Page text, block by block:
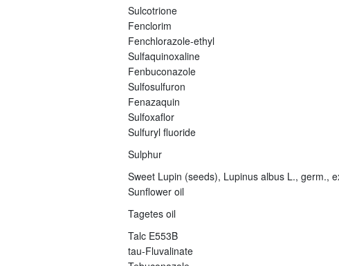
Sulcotrione
Fenclorim
Fenchlorazole-ethyl
Sulfaquinoxaline
Fenbuconazole
Sulfosulfuron
Fenazaquin
Sulfoxaflor
Sulfuryl fluoride
Sulphur
Sweet Lupin (seeds), Lupinus albus L., germ.,
Sunflower oil
Tagetes oil
Talc E553B
tau-Fluvalinate